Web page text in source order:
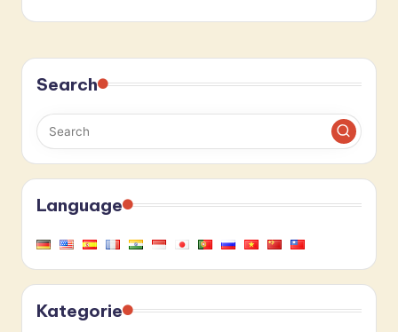
Search
Language
Kategorie